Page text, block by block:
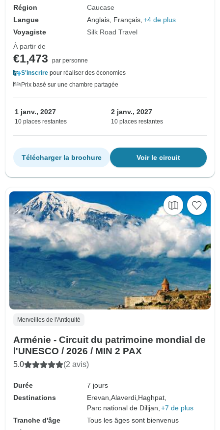
Région
Caucase
Langue
Anglais, Français, +4 de plus
Voyagiste
Silk Road Travel
À partir de
€1,473
par personne
S'inscrire pour réaliser des économies
Prix basé sur une chambre partagée
1 janv., 2027
10 places restantes
2 janv., 2027
10 places restantes
Voir le circuit
Télécharger la brochure
Merveilles de l'Antiquité
Arménie - Circuit du patrimoine mondial de
l'UNESCO / 2026 / MIN 2 PAX
5.0 (2 avis)
Durée
7 jours
Destinations
Erevan,Alaverdi, Haghpat,
Parc national de Dilijan, +7 de plus
Tranche d'âge
Tous les âges sont bienvenus